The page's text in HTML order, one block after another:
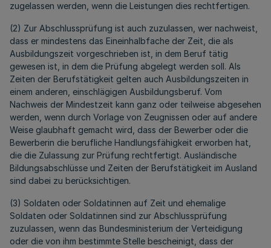
zugelassen werden, wenn die Leistungen dies rechtfertigen.
(2) Zur Abschlussprüfung ist auch zuzulassen, wer nachweist,
dass er mindestens das Eineinhalbfache der Zeit, die als
Ausbildungszeit vorgeschrieben ist, in dem Beruf tätig
gewesen ist, in dem die Prüfung abgelegt werden soll. Als
Zeiten der Berufstätigkeit gelten auch Ausbildungszeiten in
einem anderen, einschlägigen Ausbildungsberuf. Vom
Nachweis der Mindestzeit kann ganz oder teilweise abgesehen
werden, wenn durch Vorlage von Zeugnissen oder auf andere
Weise glaubhaft gemacht wird, dass der Bewerber oder die
Bewerberin die berufliche Handlungsfähigkeit erworben hat,
die die Zulassung zur Prüfung rechtfertigt. Ausländische
Bildungsabschlüsse und Zeiten der Berufstätigkeit im Ausland
sind dabei zu berücksichtigen.
(3) Soldaten oder Soldatinnen auf Zeit und ehemalige
Soldaten oder Soldatinnen sind zur Abschlussprüfung
zuzulassen, wenn das Bundesministerium der Verteidigung
oder die von ihm bestimmte Stelle bescheinigt, dass der